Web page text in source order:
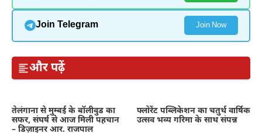
Join Telegram Join Now
और पढ़ें
तेलंगाना से मुम्बई के बॉलीवुड का
सफर, संघर्ष से आज मिली पहचान
– डिज़ाइनर आर. राजपाल
फ्लोरेंट पब्लिकेशन का चतुर्थ वार्षिक
उत्सव भव्य गरिमा के साथ संपन्न